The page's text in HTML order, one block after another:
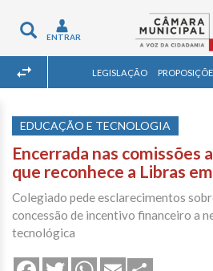
Toggle
navigation
ENTRAR
LEGISLAÇÃO
EDUCAÇÃO E TECNOLOGIA
Encerrada nas comissões
que reconhece a Libras
Colegiado pede esclarecimentos
concessão de incentivo financeiro a
tecnológica